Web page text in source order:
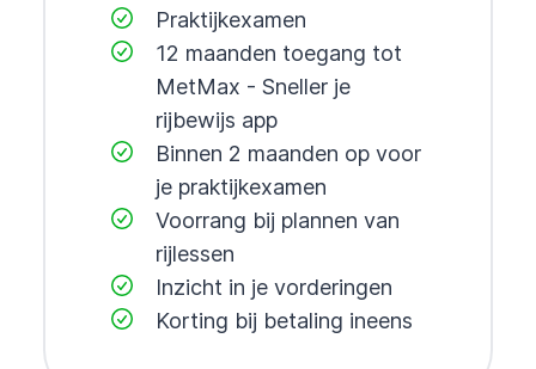
Praktijkexamen
12 maanden toegang tot
MetMax - Sneller je
rijbewijs app
Binnen 2 maanden op voor
je praktijkexamen
Voorrang bij plannen van
rijlessen
Inzicht in je vorderingen
Korting bij betaling ineens